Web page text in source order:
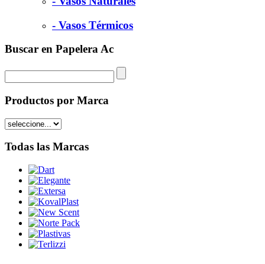
- Vasos Térmicos
Buscar en Papelera Ac
Productos por Marca
Todas las Marcas